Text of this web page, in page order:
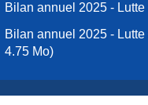
Bilan annuel 2025 -
Bilan annuel 2025 -
4.75 Mo)